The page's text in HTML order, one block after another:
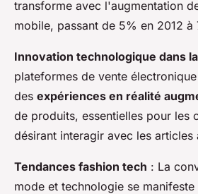
transforme avec l'augmentation
mobile, passant de 5% en 2012 à
Innovation technologique dans
plateformes de vente
des expériences en réalité
de produits, essentielles pour les
désirant interagir avec les articles
Tendances fashion tech : La
mode et technologie se